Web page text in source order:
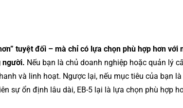
tuyệt đối – mà chỉ có lựa chọn phù hợp hơn với
người. Nếu bạn là chủ doanh nghiệp hoặc quản lý
và linh hoạt. Ngược lại, nếu mục tiêu của bạn
sự ổn định lâu dài, EB-5 lại là lựa chọn phù hợp